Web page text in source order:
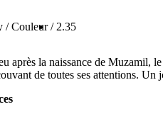
/ Couleur / 2.35
après la naissance de Muzamil,
de toutes ses attentions.